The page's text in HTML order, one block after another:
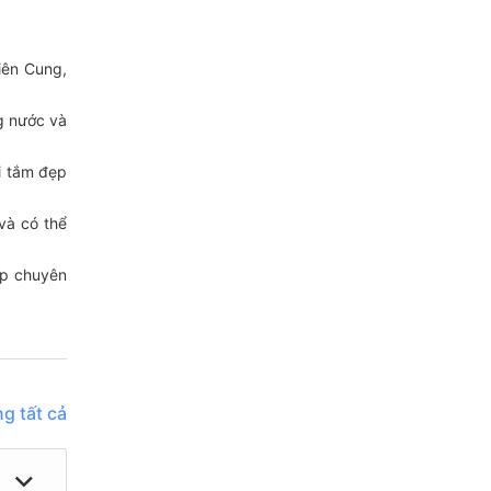
Cung,
nước và
tắm đẹp
có thể
chuyên
tất cả